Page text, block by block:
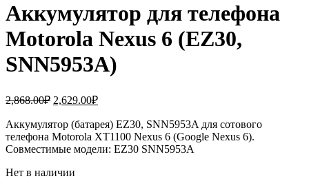
Аккумулятор для телефона
Motorola Nexus 6 (EZ30,
SNN5953A)
2,868.00₽ Первоначальная
составляла
2,868.00₽.
2,629.00₽Текущая
2,629.00₽.
Аккумулятор (батарея) EZ30, SNN5953A для сотового
телефона Motorola XT1100 Nexus 6 (Google Nexus 6).
Совместимые модели: EZ30 SNN5953A
Нет в наличии